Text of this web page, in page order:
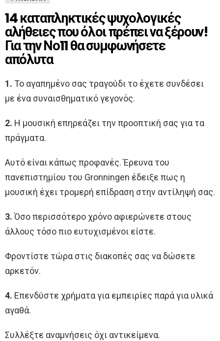
14 καταπληκτικές ψυχολογικές
αλήθειες που όλοι πρέπει να ξέρουν!
Για την Νο11 θα συμφωνήσετε
απόλυτα
1. Το αγαπημένο σας τραγούδι το έχετε συνδέσει
με ένα συναισθηματικό γεγονός.
2. Η μουσική επηρεάζει την προοπτική σας για τα
πράγματα.
Αυτό είναι κάπως προφανές. Έρευνα του
πανεπιστημίου του Gronningen έδειξε πως η
μουσική έχει τρομερή επίδραση στην αντίληψή σας.
3.Όσο περισσότερο χρόνο αφιερώνετε στους
άλλους τόσο πιο ευτυχισμένοι είστε.
Φροντίστε τώρα στις διακοπές σας να δώσετε
αρκετόν.
4. Επενδύστε χρήματα για εμπειρίες παρά για υλικά
αγαθά.
Συλλέξτε αναμνήσεις όχι αντικείμενα.